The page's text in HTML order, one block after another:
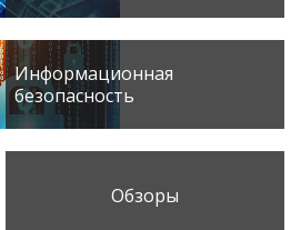
Информационная
безопасность
Обзоры